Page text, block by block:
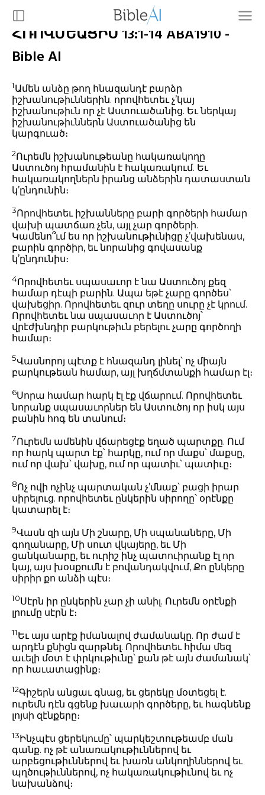
ՀՌՈՎՄԵԱՑԻՍ 13:1-14 ABA1910 -
Bible AI
1Ամեն անձը թող հնազանդէ բարձր
իշխանութիւններին. որովհետեւ չ’կայ
իշխանութիւն որ չէ Աստուածանից. Եւ ներկայ
իշխանութիւններն Աստուածանից են
կարգուած։
2Ուրեմն իշխանութեանը հակառակողը
Աստուծոյ հրամանին է հակառակում. Եւ
հակառակողներն իրանց անձերին դատաստան
կ’ընդունին։
3Որովհետեւ իշխանները բարի գործերի համար
վախի պատճառ չեն, այլ չար գործերի.
Կամենո՞ւմ ես որ իշխանութիւնիցը չ’վախենաս,
բարին գործիր, եւ նորանից գովասանք
կ’ընդունիս։
4Որովհետեւ սպասաւոր է նա Աստուծոյ քեզ
համար դէպի բարին. Ապա եթէ չարը գործես՝
վախեցիր. Որովհետեւ զուր տեղը սուրը չէ կրում.
Որովհետեւ նա սպասաւոր է Աստուծոյ՝
վրէժխնդիր բարկութիւն բերելու չարը գործողի
համար։
5Վասնորոյ պէտք է հնազանդ լինել՝ ոչ միայն
բարկութեան համար, այլ խղճմտանքի համար էլ։
6Սորա համար հարկ էլ էք վճարում. Որովհետեւ
նորանք սպասաւորներ են Աստուծոյ որ իսկ այս
բանին հոգ են տանում։
7Ուրեմն ամենին վճարեցէք եղած պարտքը. Ում
որ հարկ պարտ էք՝ հարկը, ում որ մաքս՝ մաքսը,
ում որ վախ՝ վախը, ում որ պատիւ՝ պատիւը։
8Ոչ ովի ոչինչ պարտական չ’մնաք՝ բացի իրար
սիրելուց. որովհետեւ ընկերին սիրողը՝ օրէնքը
կատարել է։
9Վասն զի այն Մի շնարը, Մի սպանաները, Մի
գողանարը, Մի սուտ վկայերը, եւ Մի
ցանկանարը, եւ ուրիշ ինչ պատուիրանք էլ որ
կայ, այս խօսքումն է բովանդակվում, Քո ընկերը
սիրիր քո անձի պէս։
10Սէրն իր ընկերին չար չի անիլ. Ուրեմն օրէնքի
լրումը սէրն է։
11Եւ այս արէք իմանալով ժամանակը. Որ ժամ է
արդէն քնիցն զարթնել. Որովհետեւ հիմա մեզ
աւելի մօտ է փրկութիւնը՝ քան թէ այն ժամանակ՝
որ հաւատացինք։
12Գիշերն անցաւ գնաց, եւ ցերեկը մօտեցել է.
ուրեմն դէն գցենք խաւարի գործերը, եւ հագնենք
լոյսի զէնքերը։
13Ինչպէս ցերեկումը՝ պարկեշտութեամբ ման
գանք. ոչ թէ անառակութիւններով եւ
արբեցութիւններով եւ խառն անկողիններով եւ
պղծութիւններով, ոչ հակառակութիւնով եւ ոչ
նախանձով։